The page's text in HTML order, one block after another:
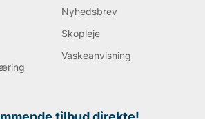
Nyhedsbrev
Skopleje
Vaskeanvisning